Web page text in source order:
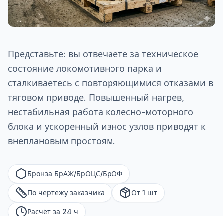
Представьте: вы отвечаете за техническое
состояние локомотивного парка и
сталкиваетесь с повторяющимися отказами в
тяговом приводе. Повышенный нагрев,
нестабильная работа колесно-моторного
блока и ускоренный износ узлов приводят к
внеплановым простоям.
Бронза БрАЖ/БрОЦС/БрОФ
По чертежу заказчика От 1 шт
Расчёт за 24 ч